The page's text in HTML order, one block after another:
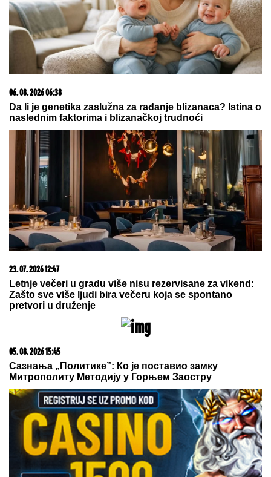
06. 08. 2026 06:38
Da li je genetika zaslužna za rađanje blizanaca? Istina o
naslednim faktorima i blizanačkoj trudnoći
23. 07. 2026 12:47
Letnje večeri u gradu više nisu rezervisane za vikend:
Zašto sve više ljudi bira večeru koja se spontano
pretvori u druženje
05. 08. 2026 15:45
Сазнања „Политике”: Ко је поставио замку
Митрополиту Методију у Горњем Заостру